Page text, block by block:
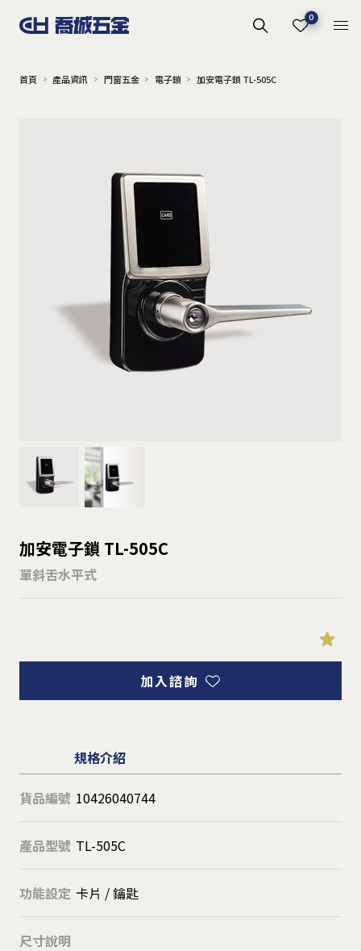
0
首頁 產品資訊 門窗五金 電子鎖 加安電子鎖 TL-505C
加安電子鎖 TL-505C
單斜舌水平式
加入諮詢
規格介紹
貨品編號 10426040744
產品型號 TL-505C
功能設定 卡片 / 鑰匙
尺寸說明